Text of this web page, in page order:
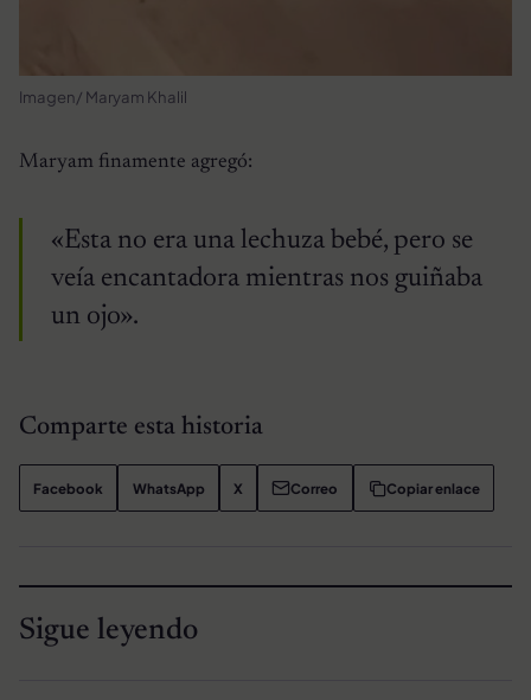
Imagen/ Maryam Khalil
Maryam finamente agregó:
«Esta no era una lechuza bebé, pero se
veía encantadora mientras nos guiñaba
un ojo».
Comparte esta historia
Facebook WhatsApp X Correo Copiar enlace
Sigue leyendo